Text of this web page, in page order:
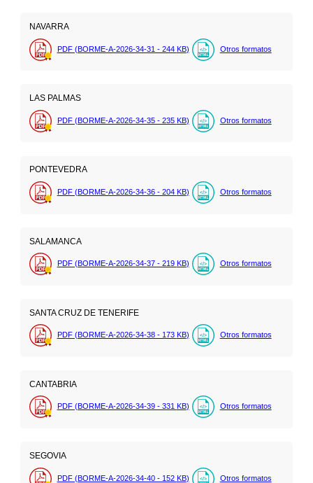
NAVARRA
PDF (BORME-A-2026-34-31 - 244 KB) Otros formatos
LAS PALMAS
PDF (BORME-A-2026-34-35 - 235 KB) Otros formatos
PONTEVEDRA
PDF (BORME-A-2026-34-36 - 204 KB) Otros formatos
SALAMANCA
PDF (BORME-A-2026-34-37 - 219 KB) Otros formatos
SANTA CRUZ DE TENERIFE
PDF (BORME-A-2026-34-38 - 173 KB) Otros formatos
CANTABRIA
PDF (BORME-A-2026-34-39 - 331 KB) Otros formatos
SEGOVIA
PDF (BORME-A-2026-34-40 - 152 KB) Otros formatos